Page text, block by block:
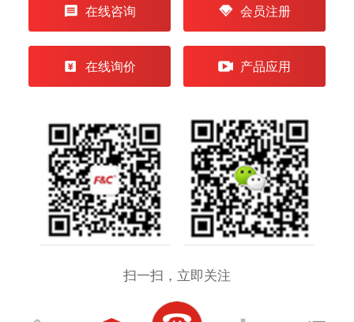
在线咨询 会员注册
在线询价 产品应用
扫一扫，立即关注